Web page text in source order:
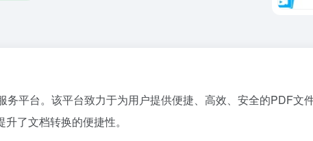
平台。该平台致力于为用户提供便捷、高效、安全的PDF文
升了文档转换的便捷性。